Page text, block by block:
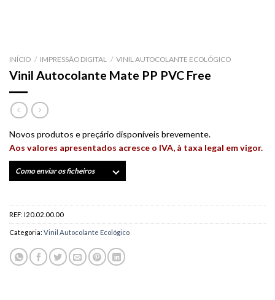
INÍCIO / IMPRESSÃO DIGITAL / VINIL AUTOCOLANTE ECOLÓGICO
Vinil Autocolante Mate PP PVC Free
Novos produtos e preçário disponíveis brevemente.
Aos valores apresentados acresce o IVA, à taxa legal em vigor.
Como enviar os ficheiros
REF: I20.02.00.00
Categoria: Vinil Autocolante Ecológico